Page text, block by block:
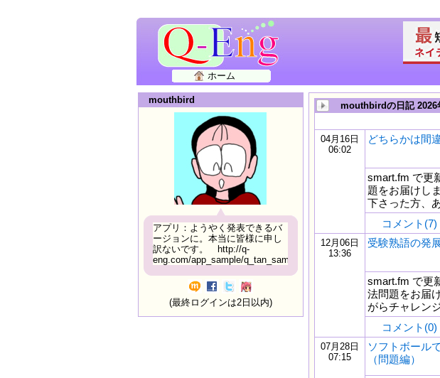
ホーム
mouthbird
アプリ：ようやく発表できるバ
ージョンに。本当に皆様に申し
訳ないです。 http://q-
eng.com/app_sample/q_tan_sample06.html
(最終ログインは2日以内)
mouthbirdの日記 2026
04月16日
06:02
どちらかは間
smart.fm で更
題をお届けし
下さった方、
コメント(7)
12月06日
13:36
受験熟語の発
smart.fm で更
法問題をお届
がらチャレン
コメント(0)
07月28日
07:15
ソフトボール
（問題編）